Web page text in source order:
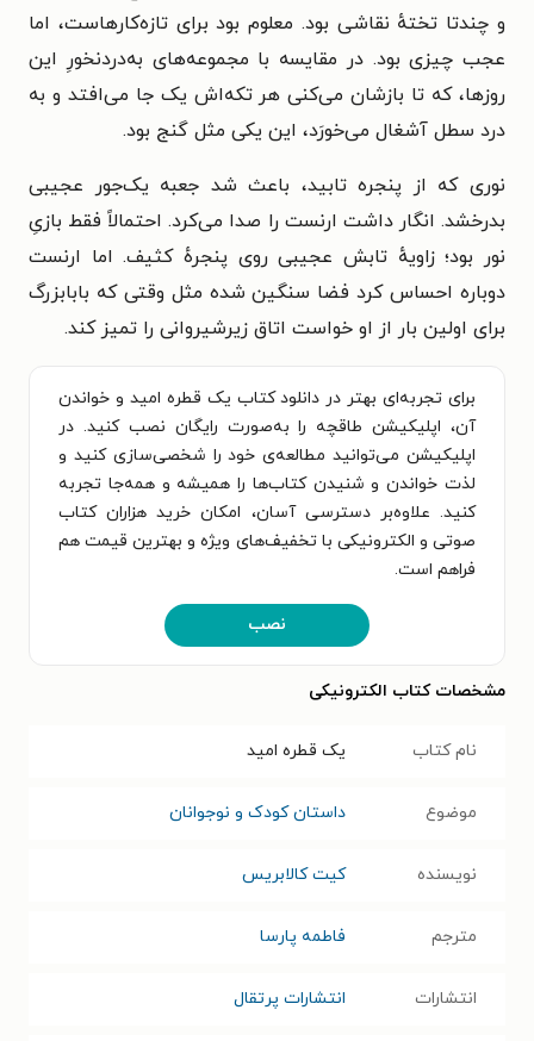
و چندتا تختهٔ نقاشی بود. معلوم بود برای تازه‌کارهاست، اما
عجب چیزی بود. در مقایسه با مجموعه‌های به‌دردنخورِ این
روزها، که تا بازشان می‌کنی هر تکه‌اش یک جا می‌افتد و به
درد سطل آشغال می‌خورَد، این یکی مثل گنج بود.
نوری که از پنجره تابید، باعث شد جعبه یک‌جور عجیبی
بدرخشد. انگار داشت ارنست را صدا می‌کرد. احتمالاً فقط بازیِ
نور بود؛ زاویهٔ تابش عجیبی روی پنجرهٔ کثیف. اما ارنست
دوباره احساس کرد فضا سنگین شده مثل وقتی که بابابزرگ
برای اولین بار از او خواست اتاق زیرشیروانی را تمیز کند.
برای تجربه‌ای بهتر در دانلود کتاب یک قطره امید و خواندن
آن، اپلیکیشن طاقچه را به‌صورت رایگان نصب کنید. در
اپلیکیشن می‌توانید مطالعه‌ی خود را شخصی‌سازی کنید و
لذت خواندن و شنیدن کتاب‌ها را همیشه و همه‌جا تجربه
کنید. علاوه‌بر دسترسی آسان، امکان خرید هزاران کتاب
صوتی و الکترونیکی با تخفیف‌های ویژه و بهترین قیمت هم
فراهم است.
نصب
مشخصات کتاب الکترونیکی
نام کتاب یک قطره امید
موضوع داستان کودک و نوجوانان
نویسنده کیت کالابریس
مترجم فاطمه پارسا
انتشارات انتشارات پرتقال